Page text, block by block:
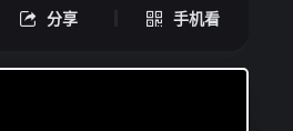
分享 手机看